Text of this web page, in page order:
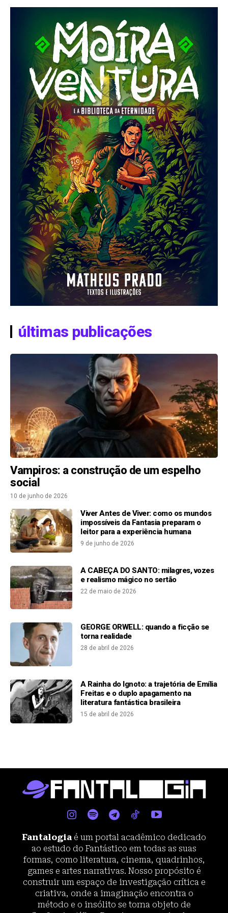
últimas publicações
Vampiros: a construção de um espelho
social
10 de junho de 2026
Viver Antes de Viver: como os mundos
impossíveis da Fantasia preparam o
leitor para a experiência humana
9 de junho de 2026
A CABEÇA DO SANTO: milagres, vozes
e realismo mágico no sertão
22 de maio de 2026
GEORGE ORWELL: quando a ficção se
torna realidade
28 de abril de 2026
A Rainha do Ignoto: a trajetória de Emília
Freitas e o duplo apagamento na
literatura fantástica brasileira
15 de abril de 2026
Fantalogia é um portal acadêmico dedicado
ao estudo do Fantástico em todas as suas
formas, como literatura, cinema, quadrinhos,
games e artes narrativas. Nosso propósito é
construir um espaço de investigação crítica e
criativa, onde a imaginação encontra o
método e o insólito se torna objeto de